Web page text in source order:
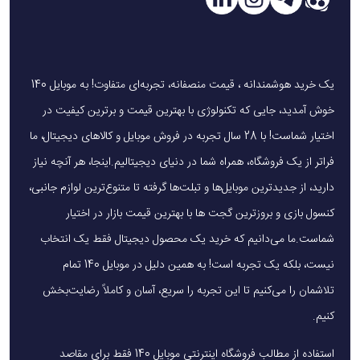
می‌گذارد. این وضوح بالا به‌ویژه هنگام مشاهده ویدیوها یا تصاویر،
است. این قابلیت به شما این امکان را می‌دهد تا به‌طور همزمان
چندین نوتیفیکیشن یا اپلیکیشن را مدیریت کنید بدون اینکه بر
سرعت و عملکرد دستگاه تأثیر بگذارد. علاوه بر این، ویژگی
Always-On Displayبه شما اجازه می‌دهد که اطلاعات ضروری
مانند ساعت، تاریخ و نوتیفیکیشن‌ها را بدون نیاز به روشن کردن
صفحه مشاهده کنید.
ProMotion
یکی دیگر از ویژگی‌های کلیدی ن
مایشگر Apple
Iphone 17 Pro
است. این تکنولوژی به‌طور خودکار نرخ رفرش
صفحه را تا
یک خرید هوشمندانه ، قیمت منصفانه، تجربه‌ای متفاوت! به موبایل 140
خوش آمدید، جایی که تکنولوژی با بهترین قیمت و برترین کیفیت در
اختیار شماست! با 28 سال تجربه در فروش موبایل و کالاهای دیجیتال، ما
فراتر از یک فروشگاه، همراه شما در دنیای دیجیتالیم.اینجا، هر آنچه نیاز
دارید، از جدیدترین موبایل‌ها و تبلت‌ها گرفته تا متنوع‌ترین لوازم جانبی،
کنسول بازی و بروزترین گجت ها با بهترین قیمت بازار در اختیار
شماست.ما می‌دانیم که خرید یک محصول دیجیتال فقط یک انتخاب
نیست، بلکه یک تجربه است! به همین دلیل در موبایل 140 تمام
تلاشمان را می‌کنیم تا این تجربه را سریع، آسان و کاملاً رضایت‌بخش
کنیم.
استفاده از مطالب فروشگاه اینترنتی موبایل 140 فقط برای مقاصد